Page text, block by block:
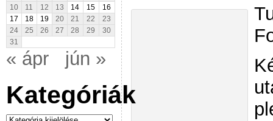
10
11 12 13 14 15
16
17
18 19 20 21 22
23
24
25 26 27 28 29
30
31
« ápr jún »
Kategóriák
Kategóriák